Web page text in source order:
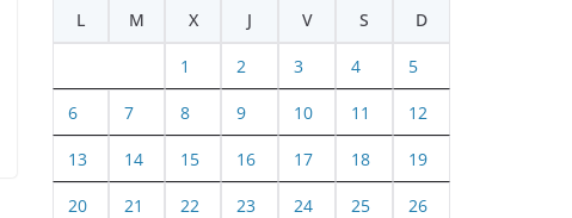
L
M X J V S D
1 2 3 4 5
6 7 8 9 10 11 12
13 14 15 16 17 18 19
20 21 22 23 24 25 26